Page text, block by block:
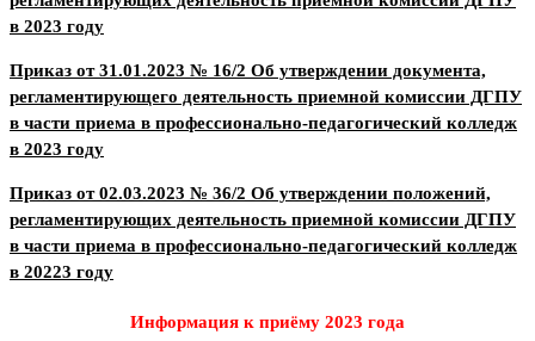
в 2023 году
Приказ от 31.01.2023 № 16/2 Об утверждении документа,
регламентирующего деятельность приемной комиссии ДГПУ
в части приема в профессионально-педагогический колледж
в 2023 году
Приказ от 02.03.2023 № 36/2 Об утверждении положений,
регламентирующих деятельность приемной комиссии ДГПУ
в части приема в профессионально-педагогический колледж
в 20223 году
Информация к приёму 2023 года